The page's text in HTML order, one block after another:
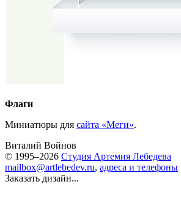
Флаги
Миниатюры для сайта «Меги».
Виталий Войнов
© 1995–2026 Студия Артемия Лебедева
mailbox@artlebedev.ru, адреса и телефоны
Заказать дизайн...